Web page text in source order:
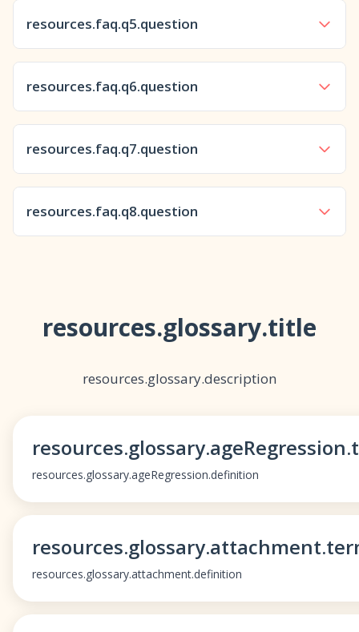
resources.faq.q5.question
resources.faq.q6.question
resources.faq.q7.question
resources.faq.q8.question
resources.glossary.title
resources.glossary.description
resources.glossary.ageRegression.definition
resources.glossary.attachment.definition